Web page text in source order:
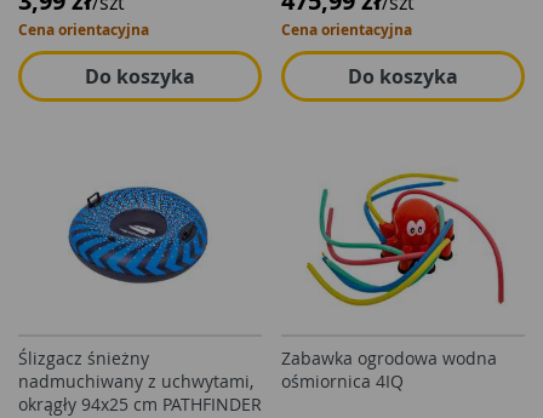
Cena orientacyjna
Do koszyka
Cena orientacyjna
Do koszyka
Ślizgacz śnieżny
nadmuchiwany z uchwytami,
okrągły 94x25 cm PATHFINDER
Zabawka ogrodowa wodna
ośmiornica 4IQ